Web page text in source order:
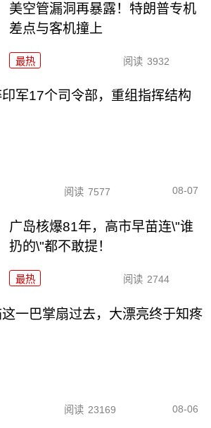
美空管漏洞再暴露！特朗普专机
差点与客机撞上
最热 阅读 3932
军17个司令部，重组指挥结构
阅读 7577 08-07
广岛核爆81年，高市早苗连\"谁
扔的\"都不敢提！
最热 阅读 2744
一巴掌扇过去，大漂亮终于知疼
阅读 23169 08-06